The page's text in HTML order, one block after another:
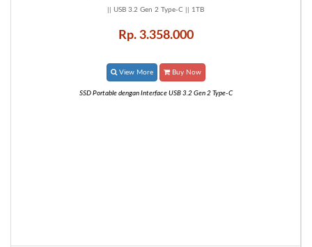
|| USB 3.2 Gen 2 Type-C || 1TB
Rp. 3.358.000
View More Buy Now
SSD Portable dengan Interface USB 3.2 Gen 2 Type-C